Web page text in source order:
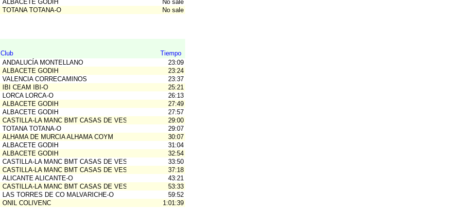
ALBACETE GODIH
No sale
TOTANA TOTANA-O No sale
Club
Tiempo
ANDALUCÍA MONTELLANO
23:09
ALBACETE GODIH
23:24
VALENCIA CORRECAMINOS
23:37
IBI CEAM IBI-O
25:21
LORCA LORCA-O
26:13
ALBACETE GODIH
27:49
ALBACETE GODIH
27:57
CASTILLA-LA MANC BMT CASAS DE VES
29:00
TOTANA TOTANA-O
29:07
ALHAMA DE MURCIA ALHAMA COYM
30:07
ALBACETE GODIH
31:04
ALBACETE GODIH
32:54
CASTILLA-LA MANC BMT CASAS DE VES
33:50
CASTILLA-LA MANC BMT CASAS DE VES
37:18
ALICANTE ALICANTE-O
43:21
CASTILLA-LA MANC BMT CASAS DE VES
53:33
LAS TORRES DE CO MALVARICHE-O
59:52
ONIL COLIVENC 1:01:39